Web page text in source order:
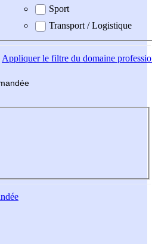
Sport
Transport / Logistique
Appliquerle filtre du domaine